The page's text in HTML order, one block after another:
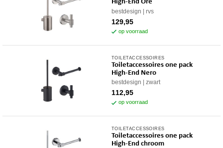
High-End Ore
bestdesign rvs
129,95
op voorraad
TOILETACCESSOIRES
Toiletaccessoires one pack
High-End Nero
bestdesign zwart
112,95
op voorraad
TOILETACCESSOIRES
Toiletaccessoires one pack
High-End chroom